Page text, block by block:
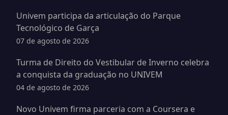
Univem participa da articulação do Parque
Tecnológico de Garça
07 de agosto de 2026
Turma de Direito do Vestibular de Inverno celebra
a conquista da graduação no UNIVEM
04 de agosto de 2026
Novo Univem firma parceria com a Coursera e